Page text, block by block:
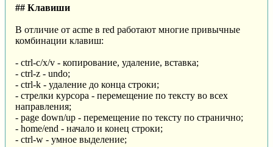
## Клавиши
В отличие от acme в red работают многие привычные
комбинации клавиш:
- ctrl-c/x/v - копирование, удаление, вставка;
- ctrl-z - undo;
- ctrl-k - удаление до конца строки;
- стрелки курсора - перемещение по тексту во всех
направления;
- page down/up - перемещение по тексту по странично;
- home/end - начало и конец строки;
- ctrl-w - умное выделение;